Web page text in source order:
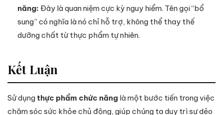
năng: Đây là quan niệm cực kỳ nguy hiểm. Tên gọi “bổ
sung” có nghĩa là nó chỉ hỗ trợ, không thể thay thế
dưỡng chất từ thực phẩm tự nhiên.
Kết Luận
Sử dụng thực phẩm chức năng là một bước tiến trong việc
chăm sóc sức khỏe chủ động, giúp chúng ta duy trì sự dẻo